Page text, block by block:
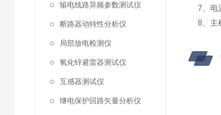
输电线路异频参数测试仪
断路器动特性分析仪
局部放电检测仪
氧化锌避雷器测试仪
互感器测试仪
继电保护回路矢量分析仪
7、电
8、主